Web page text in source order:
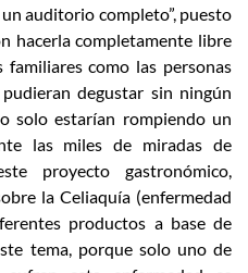
auditorio completo”, puesto
hacerla completamente libre
como las personas
degustar sin ningún
solo estarían rompiendo un
las miles de miradas de
proyecto gastronómico,
la Celiaquía (enfermedad
productos a base de
tema, porque solo uno de